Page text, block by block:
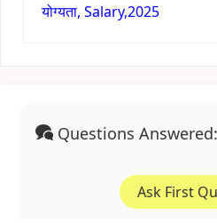
योग्यता, Salary,2025
Questions Answered:
Ask First